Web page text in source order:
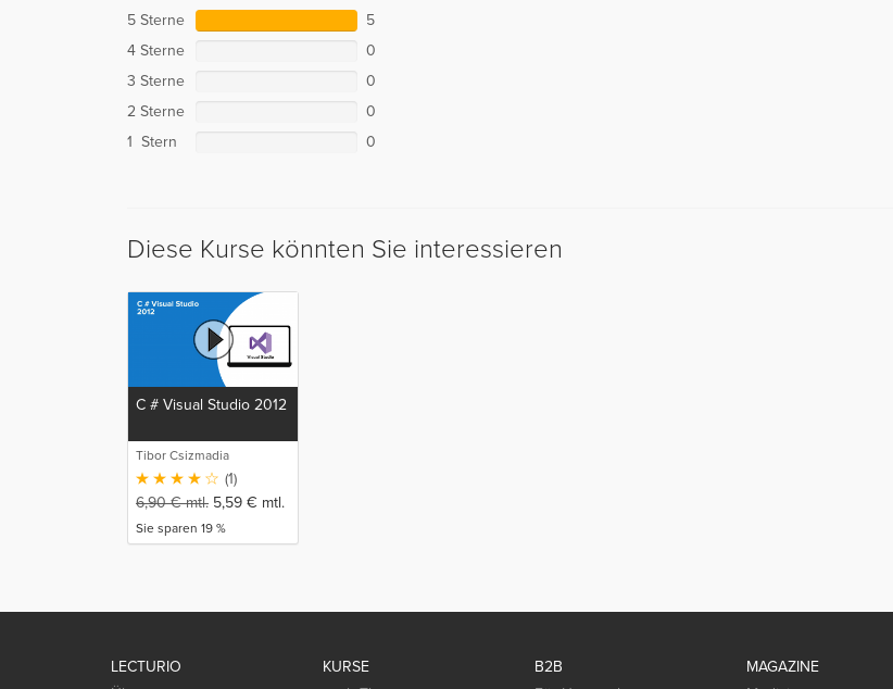
5 Sterne
5
4 Sterne
0
3 Sterne
0
2 Sterne
0
1 Stern
0
Diese Kurse könnten Sie interessieren
C # Visual Studio 2012
Tibor Csizmadia
(1)
6,90€mtl. 5,59 € mtl.
Sie sparen 19 %
LECTURIO
KURSE
B2B
MAGAZINE